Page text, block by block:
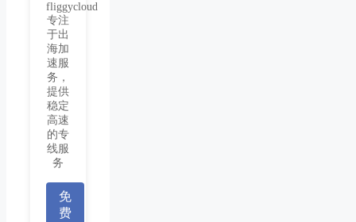
fliggycloud
专注
于出
海加
速服
务，
提供
稳定
高速
的专
线服
务
免
费